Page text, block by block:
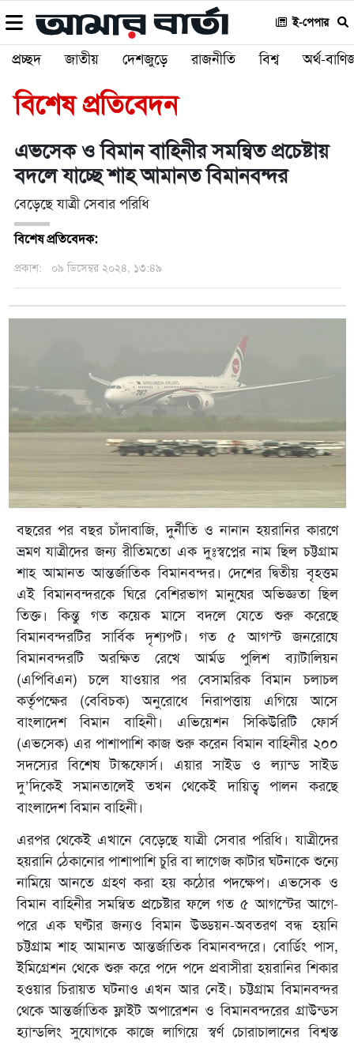
ই-পেপার
প্রচ্ছদ জাতীয় দেশজুড়ে রাজনীতি বিশ্ব অর্থ-
বিশেষ প্রতিবেদন
এভসেক ও বিমান বাহিনীর সমন্বিত প্রচেষ্টায়
বদলে যাচ্ছে শাহ আমানত বিমানবন্দর
বেড়েছে যাত্রী সেবার পরিধি
বিশেষ প্রতিবেদক:
প্রকাশ: ০৯ ডিসেম্বর ২০২৪, ১৩:৪৯
বছরের পর বছর চাঁদাবাজি, দুর্নীতি ও নানান হয়রানির কারণে
ভ্রমণ যাত্রীদের জন্য রীতিমতো এক দুঃস্বপ্নের নাম ছিল চট্টগ্রাম
শাহ আমানত আন্তর্জাতিক বিমানবন্দর। দেশের দ্বিতীয় বৃহত্তম
এই বিমানবন্দরকে ঘিরে বেশিরভাগ মানুষের অভিজ্ঞতা ছিল
তিক্ত। কিন্তু গত কয়েক মাসে বদলে যেতে শুরু করেছে
বিমানবন্দরটির সার্বিক দৃশ্যপট। গত ৫ আগস্ট জনরোষে
বিমানবন্দরটি অরক্ষিত রেখে আর্মড পুলিশ ব্যাটালিয়ন
(এপিবিএন) চলে যাওয়ার পর বেসামরিক বিমান চলাচল
কর্তৃপক্ষের (বেবিচক) অনুরোধে নিরাপত্তায় এগিয়ে আসে
বাংলাদেশ বিমান বাহিনী। এভিয়েশন সিকিউরিটি ফোর্স
(এভসেক) এর পাশাপাশি কাজ শুরু করেন বিমান বাহিনীর ২০০
সদস্যের বিশেষ টাস্কফোর্স। এয়ার সাইড ও ল্যান্ড সাইড
দু’দিকেই সমানতালেই তখন থেকেই দায়িত্ব পালন করছে
বাংলাদেশ বিমান বাহিনী।
এরপর থেকেই এখানে বেড়েছে যাত্রী সেবার পরিধি। যাত্রীদের
হয়রানি ঠেকানোর পাশাপাশি চুরি বা লাগেজ কাটার ঘটনাকে শুন্যে
নামিয়ে আনতে গ্রহণ করা হয় কঠোর পদক্ষেপ। এভসেক ও
বিমান বাহিনীর সমন্বিত প্রচেষ্টার ফলে গত ৫ আগস্টের আগে-
পরে এক ঘণ্টার জন্যও বিমান উড্ডয়ন-অবতরণ বন্ধ হয়নি
চট্টগ্রাম শাহ আমানত আন্তর্জাতিক বিমানবন্দরে। বোর্ডিং পাস,
ইমিগ্রেশন থেকে শুরু করে পদে পদে প্রবাসীরা হয়রানির শিকার
হওয়ার চিরায়ত ঘটনাও এখন আর নেই। চট্টগ্রাম বিমানবন্দর
থেকে আন্তর্জাতিক ফ্লাইট অপারেশন ও বিমানবন্দরের গ্রাউন্ডস
হ্যান্ডলিং সুযোগকে কাজে লাগিয়ে স্বর্ণ চোরাচালানের বিশ্বস্ত